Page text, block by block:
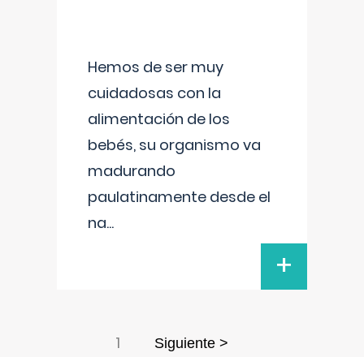
Hemos de ser muy
cuidadosas con la
alimentación de los
bebés, su organismo va
madurando
paulatinamente desde el
na...
+
1 Siguiente >